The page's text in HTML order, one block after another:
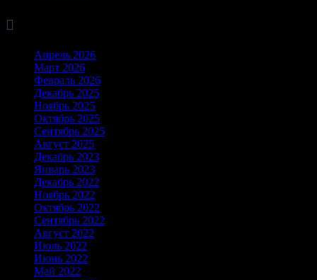

Апрель 2026
Март 2026
Февраль 2026
Декабрь 2025
Ноябрь 2025
Октябрь 2025
Сентябрь 2025
Август 2025
Декабрь 2023
Январь 2023
Декабрь 2022
Ноябрь 2022
Октябрь 2022
Сентябрь 2022
Август 2022
Июль 2022
Июнь 2022
Май 2022